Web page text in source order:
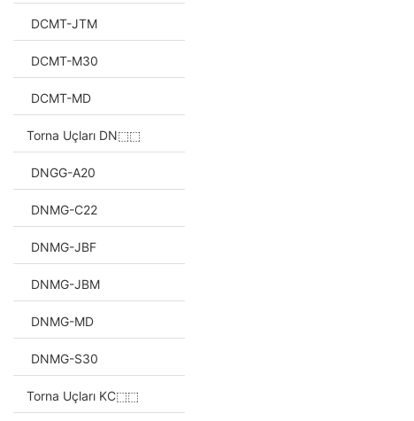
DCMT-JTM
DCMT-M30
DCMT-MD
Torna Uçları DN⬚⬚
DNGG-A20
DNMG-C22
DNMG-JBF
DNMG-JBM
DNMG-MD
DNMG-S30
Torna Uçları KC⬚⬚